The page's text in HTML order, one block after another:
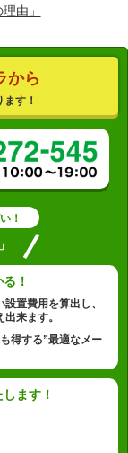
由」
から
す！
！
！
置費用を算出し、
来ます。
得する”最適なメー
ます！